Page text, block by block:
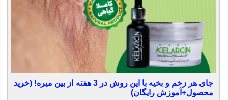
جای هر زخم و بخیه با این روش در 3 هفته از بین میره! (خرید
محصول+آموزش رایگان)